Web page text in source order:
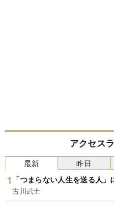
アクセス
最新
「つまらない人生を送る人
古川武士
昨日